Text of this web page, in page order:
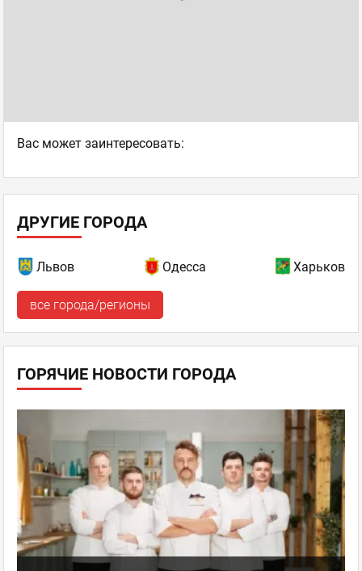
Ваc может заинтересовать:
ДРУГИЕ ГОРОДА
Львов Одесса Харьков
все города/регионы
ГОРЯЧИЕ НОВОСТИ ГОРОДА